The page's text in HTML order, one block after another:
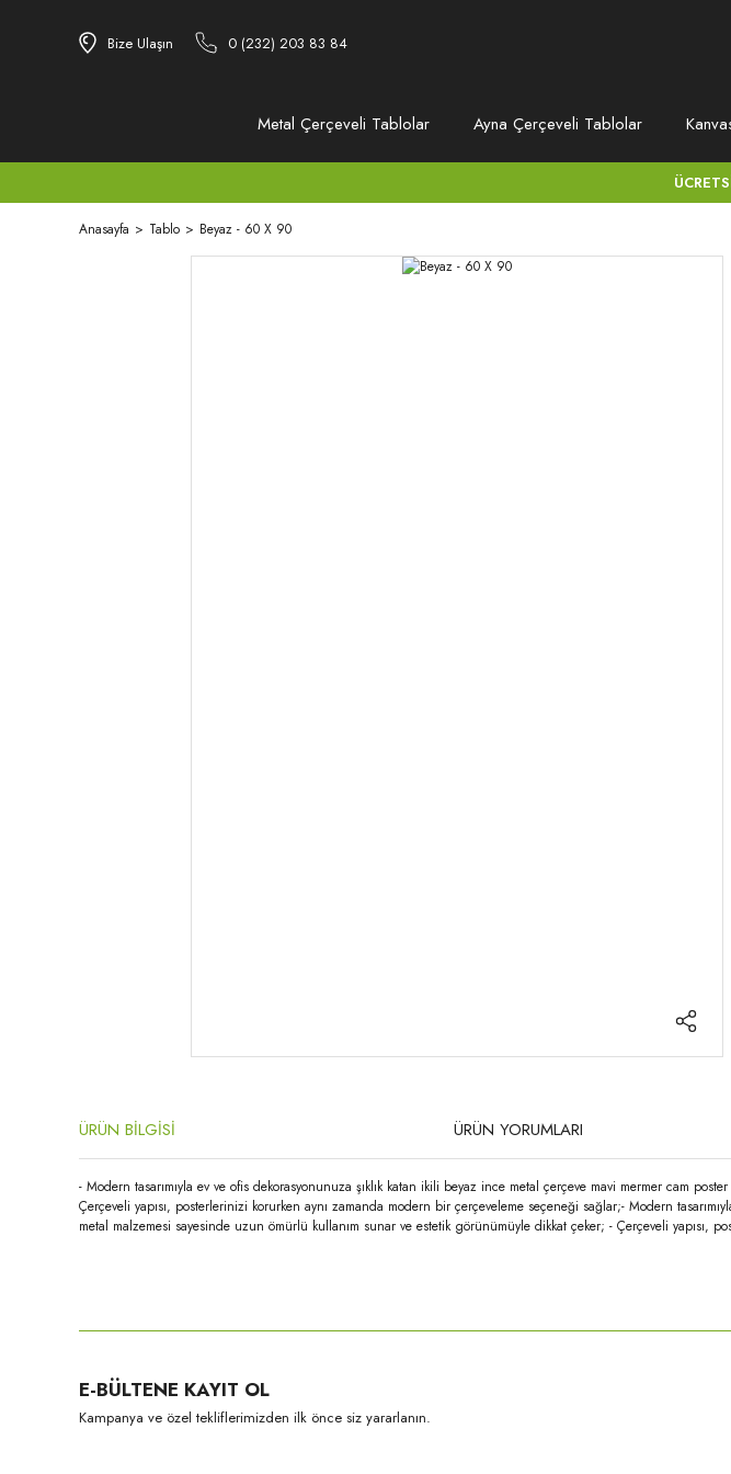
Bize Ulaşın 0 (232) 203 83 84
Metal Çerçeveli Tablolar Ayna Çerçeveli Tablolar
Anasayfa Tablo Beyaz - 60 X 90
ÜRÜN BİLGİSİ ÜRÜN YORUMLARI
- Modern tasarımıyla ev ve ofis dekorasyonunuza şıklık katan ikili beyaz ince metal çerçeve mavi mermer cam
Çerçeveli yapısı, posterlerinizi korurken aynı zamanda modern bir çerçeveleme seçeneği sağlar;- Modern
metal malzemesi sayesinde uzun ömürlü kullanım sunar ve estetik görünümüyle dikkat çeker; - Çerçeveli yapısı,
Ürün açıklamasında eksik bilgiler bulunuyor.
Ürün bilgilerinde hatalar bulunuyor.
E-BÜLTENE KAYIT OL
Kampanya ve özel tekliflerimizden ilk önce siz yararlanın.